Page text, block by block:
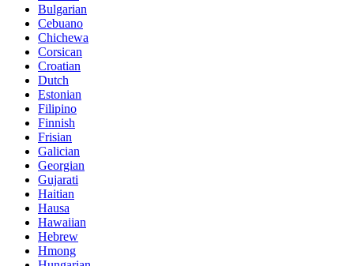
Bulgarian
Cebuano
Chichewa
Corsican
Croatian
Dutch
Estonian
Filipino
Finnish
Frisian
Galician
Georgian
Gujarati
Haitian
Hausa
Hawaiian
Hebrew
Hmong